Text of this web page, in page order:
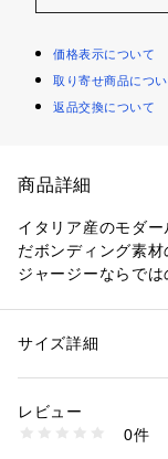
価格表示について
取り寄せ商品につ
返品交換について
商品詳細
イタリア産のモダ
だボンディング素材
ジャージーならでは
ミニマルなデザイ
品番号：
性別：レディース
素材：レーヨン100％
洗濯：洗濯不可、漂白
イ可、ウエットクリー
サイズ詳細
レビュー
0件